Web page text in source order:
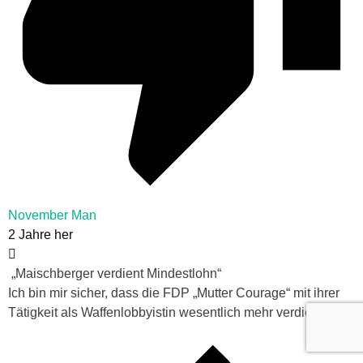
November Man
2 Jahre her
„Maischberger verdient Mindestlohn“
Ich bin mir sicher, dass die FDP „Mutter Courage“ mit ihrer
Tätigkeit als Waffenlobbyistin wesentlich mehr verdient.